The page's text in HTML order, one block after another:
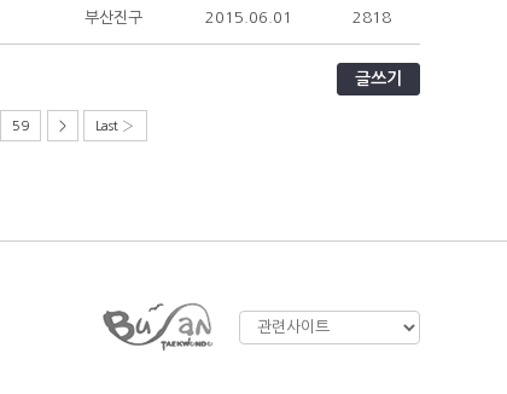
부산진구 2015.06.01 2818
글쓰기
59 > Last ›